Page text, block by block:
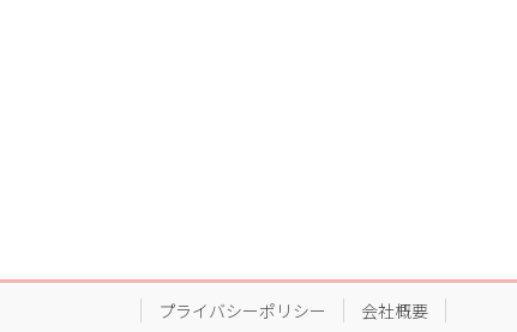
プライバシーポリシー 会社概要